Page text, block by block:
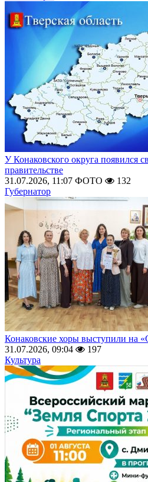
У Конаковского округа появился
правительстве
31.07.2026, 11:07 ФОТО
132
Губернатор
Конаковские хоры выступили на
31.07.2026, 09:04
197
Культура